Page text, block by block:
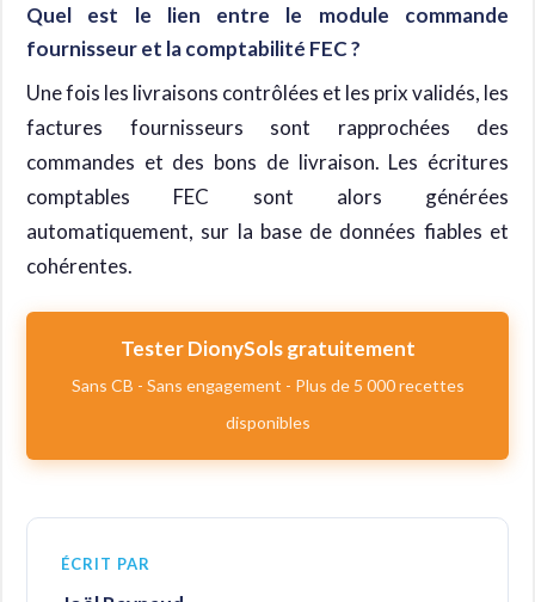
Quel est le lien entre le module commande
fournisseur et la comptabilité FEC ?
Une fois les livraisons contrôlées et les prix validés, les
factures fournisseurs sont rapprochées des
commandes et des bons de livraison. Les écritures
comptables FEC sont alors générées
automatiquement, sur la base de données fiables et
cohérentes.
Tester DionySols gratuitement
Sans CB - Sans engagement - Plus de 5 000 recettes
disponibles
ÉCRIT PAR